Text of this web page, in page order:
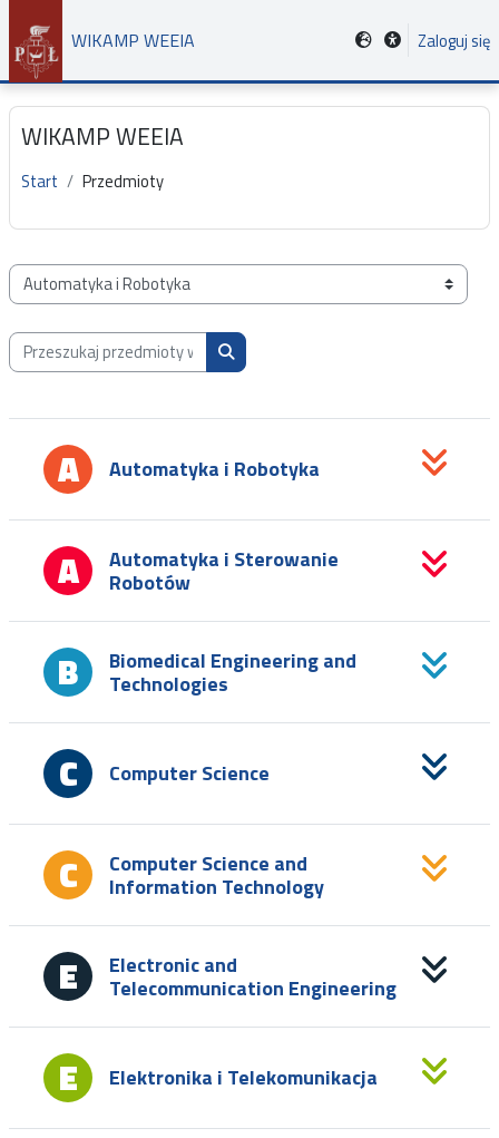
Przejdź do głównej zawartości
WIKAMP WEEIA Zaloguj się
WIKAMP WEEIA
Start Przedmioty
Kategorie przedmiotów
Przeszukaj przedmioty wg nazwy, opisu lub prowadzącego
Przeszukaj przedmioty wg nazwy,
Automatyka i Robotyka
Automatyka i Sterowanie
Robotów
Biomedical Engineering and
Technologies
Computer Science
Computer Science and
Information Technology
Electronic and
Telecommunication Engineering
Elektronika i Telekomunikacja